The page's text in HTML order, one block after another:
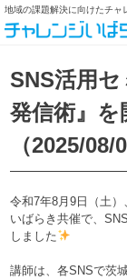
地域の課題解決に向けたチャ
SNS活用
発信術』を
（2025/08/
令和7年8月9日（土）
いばらき共催で、
しました
講師は、各SNSで茨